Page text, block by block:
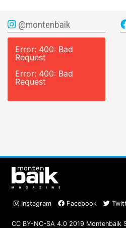
@montenbaik
Error: 400: Bad
Request
Error: 400: Bad
Request
Instagram Facebook
CC BY-NC-SA 4.0 2019 Montenbaik